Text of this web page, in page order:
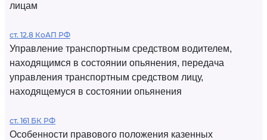
лицам
ст. 12.8 КоАП РФ
Управление транспортным средством водителем,
находящимся в состоянии опьянения, передача
управления транспортным средством лицу,
находящемуся в состоянии опьянения
ст. 161 БК РФ
Особенности правового положения казенных